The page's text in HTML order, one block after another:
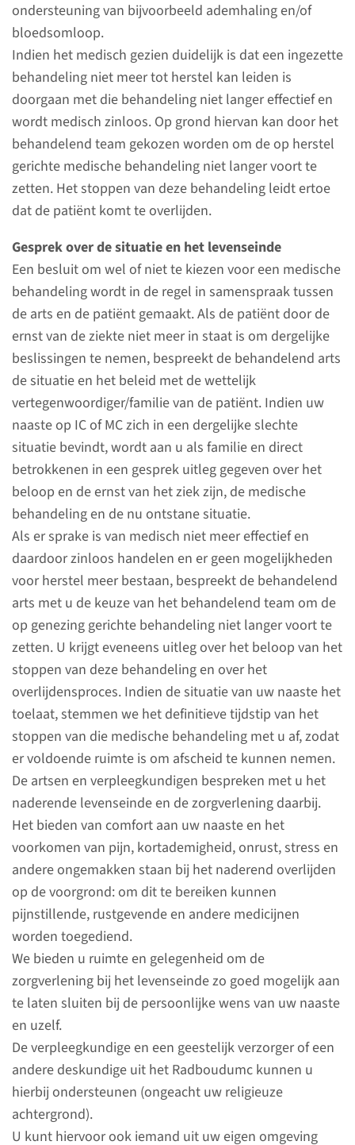
ondersteuning van bijvoorbeeld ademhaling en/of
bloedsomloop.
Indien het medisch gezien duidelijk is dat een ingezette
behandeling niet meer tot herstel kan leiden is
doorgaan met die behandeling niet langer effectief en
wordt medisch zinloos. Op grond hiervan kan door het
behandelend team gekozen worden om de op herstel
gerichte medische behandeling niet langer voort te
zetten. Het stoppen van deze behandeling leidt ertoe
dat de patiënt komt te overlijden.
Gesprek over de situatie en het levenseinde
Een besluit om wel of niet te kiezen voor een medische
behandeling wordt in de regel in samenspraak tussen
de arts en de patiënt gemaakt. Als de patiënt door de
ernst van de ziekte niet meer in staat is om dergelijke
beslissingen te nemen, bespreekt de behandelend arts
de situatie en het beleid met de wettelijk
vertegenwoordiger/familie van de patiënt. Indien uw
naaste op IC of MC zich in een dergelijke slechte
situatie bevindt, wordt aan u als familie en direct
betrokkenen in een gesprek uitleg gegeven over het
beloop en de ernst van het ziek zijn, de medische
behandeling en de nu ontstane situatie.
Als er sprake is van medisch niet meer effectief en
daardoor zinloos handelen en er geen mogelijkheden
voor herstel meer bestaan, bespreekt de behandelend
arts met u de keuze van het behandelend team om de
op genezing gerichte behandeling niet langer voort te
zetten. U krijgt eveneens uitleg over het beloop van het
stoppen van deze behandeling en over het
overlijdensproces. Indien de situatie van uw naaste het
toelaat, stemmen we het definitieve tijdstip van het
stoppen van die medische behandeling met u af, zodat
er voldoende ruimte is om afscheid te kunnen nemen.
De artsen en verpleegkundigen bespreken met u het
naderende levenseinde en de zorgverlening daarbij.
Het bieden van comfort aan uw naaste en het
voorkomen van pijn, kortademigheid, onrust, stress en
andere ongemakken staan bij het naderend overlijden
op de voorgrond: om dit te bereiken kunnen
pijnstillende, rustgevende en andere medicijnen
worden toegediend.
We bieden u ruimte en gelegenheid om de
zorgverlening bij het levenseinde zo goed mogelijk aan
te laten sluiten bij de persoonlijke wens van uw naaste
en uzelf.
De verpleegkundige en een geestelijk verzorger of een
andere deskundige uit het Radboudumc kunnen u
hierbij ondersteunen (ongeacht uw religieuze
achtergrond).
U kunt hiervoor ook iemand uit uw eigen omgeving
lees meer
Dagprogramma
Zorg en behandeling op de IC
en MC bestaat uit veel
activiteiten bij of met de
patiënt. Zo is de IC-
de patiënt voor controles van
patiënt, monitoring en
apparatuur, bloedafname en
verzorging.
lees meer
Informed Consent
Volgens de wet WGBO (Wet op
de Geneeskundige Behandel
Overeenkomst) moeten
patiënten toestemming geven
voor een medische
behandeling, nadat ze goed en
volledig geïnformeerd zijn over
hun toestand (diagnose) en
eventuele behandeling. Op de
IC/MC is dat niet altijd mogelijk.
lees meer
Overleg
multidisciplinair overleg plaats,
waar alle behandelaren van uw
naaste bij aanwezig zijn. Als het
nodig is, kan over de toestand